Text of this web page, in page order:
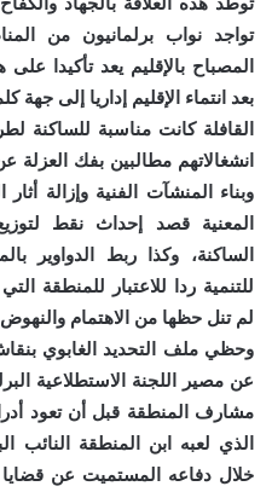
تواجد نواب برلمانيون من
المصباح بالإقليم يعد تأكيدا
بعد انتماء الإقليم إداريا إلى جهة
القافلة كانت مناسبة للساكنة
انشغالاتهم مطالبين بفك العزلة
وبناء المنشآت الفنية وإزالة
المعنية قصد إحداث نقط
الساكنة، وكذا ربط الدواوير
للتنمية ردا للاعتبار للمنطقة
لم تنل حظها من الاهتمام
وحظي ملف التحديد الغابوي
مشارف المنطقة قبل أن تعود
الذي لعبه ابن المنطقة
خلال دفاعه المستميت عن قضايا